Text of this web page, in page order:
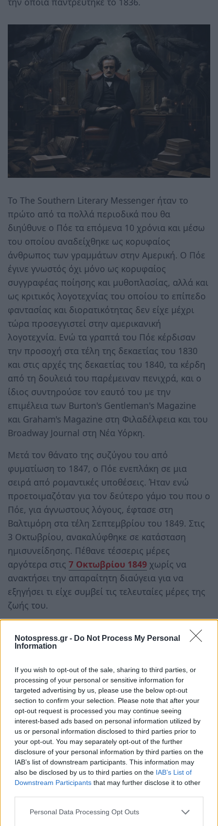
Notospress.gr - Do Not Process My Personal
Information
If you wish to opt-out of the sale, sharing to third parties, or
processing of your personal or sensitive information for
targeted advertising by us, please use the below opt-out
section to confirm your selection. Please note that after your
opt-out request is processed you may continue seeing
interest-based ads based on personal information utilized by
us or personal information disclosed to third parties prior to
your opt-out. You may separately opt-out of the further
disclosure of your personal information by third parties on the
IAB’s list of downstream participants. This information may
also be disclosed by us to third parties on the IAB’s List of
Downstream Participants that may further disclose it to other
Personal Data Processing Opt Outs
Το The Southern Literary Messenger ήταν το
πρώτο από τα πολλά περιοδικά που θα
διηύθυνε ο Πόε τα επόμενα 10 χρόνια και μέσω
του οποίου αναδείχθηκε ως κορυφαίος
άνθρωπος των γραμμάτων στην Αμερική. Ο Πόε
έγινε γνωστός όχι μόνο ως κορυφαίος
συγγραφέας ποίησης και μυθοπλασίας, αλλά και
ως κριτικός λογοτεχνίας του οποίου το επίπεδο
φαντασίας και διορατικότητας δεν είχε μέχρι
τώρα προσεγγιστεί στην αμερικανική
λογοτεχνία. Ενώ τα γραπτά του Πόε κέρδισαν
την προσοχή στα τέλη της δεκαετίας του 1830
και στις αρχές της δεκαετίας του 1840, τα κέρδη
από τη δουλειά του παρέμειναν πενιχρά, και ο
ίδιος συντηρούσε τον εαυτό του με την
επιμέλεια των Burton's Gentleman's Magazine
και Graham's Magazine στη Φιλαδέλφεια και του
Broadway Journal στη Νέα Υόρκη.
Μετά τον θάνατο της συζύγου του από
φυματίωση το 1847, ο Πόε ενεπλάκη σε μια
σειρά από ρομαντικές υποθέσεις. Ήταν ενώ
προετοιμαζόταν για τον δεύτερο γάμο του που ο
Πόε, για άγνωστους λόγους, έφτασε στη
Βαλτιμόρη στα τέλη Σεπτεμβρίου του 1849. Στις
3 Οκτωβρίου, ανακαλύφθηκε σε κατάσταση
ημισυνείδησης. Πέθανε τέσσερις μέρες
αργότερα στις 7 Οκτωβρίου 1849 χωρίς να
ανακτήσει την απαραίτητη διαύγεια για να
εξηγήσει τι είχε συμβεί τις τελευταίες μέρες της
ζωής του.
παγκόσμια λογοτεχνία προέρχεται από την
δημιουργικός συγγραφέας όσο και ως κριτικός
των έργων των συγχρόνων του. Η
αυτοδηλωμένη πρόθεσή του ήταν να
διατυπώσει αυστηρά καλλιτεχνικά ιδανικά σε
ένα περιβάλλον που πίστευε ότι ανησυχούσε
υπερβολικά για την ωφελιμιστική αξία της
λογοτεχνίας, μια τάση που ονόμασε «αίρεση
της Διδακτικής».
Ενώ η θέση του Πόε περιλαμβάνει τις κύριες
προϋποθέσεις του καθαρού αισθητισμού, η
έμφαση του στον λογοτεχνικό φορμαλισμό